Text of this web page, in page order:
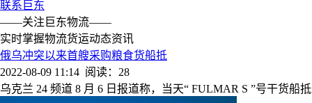
联系巨东
——关注巨东物流——
实时掌握物流货运动态资讯
俄乌冲突以来首艘采购粮食货船抵
2022-08-09 11:14 阅读：28
乌克兰 24 频道 8 月 6 日报道称，当天“ FULMAR S ”号干货船